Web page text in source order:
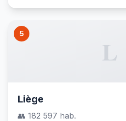
5
L
Liège
👥 182 597 hab.